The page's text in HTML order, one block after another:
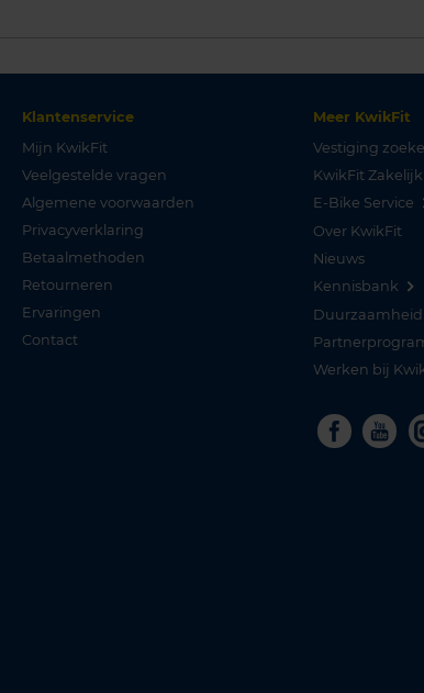
Klantenservice
Mijn KwikFit
Veelgestelde vragen
Algemene voorwaarden
Privacyverklaring
Betaalmethoden
Retourneren
Ervaringen
Contact
Meer KwikFit
Vestiging
KwikFit Zakelijk
E-Bike Service
Over KwikFit
Nieuws
Kennisbank
Duurzaamheid
Werken bij